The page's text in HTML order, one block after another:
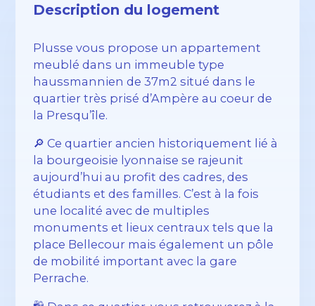
Description du logement
Plusse vous propose un appartement
meublé dans un immeuble type
haussmannien de 37m2 situé dans le
quartier très prisé d’Ampère au coeur de
la Presqu’île.
🔎 Ce quartier ancien historiquement lié à
la bourgeoisie lyonnaise se rajeunit
aujourd’hui au profit des cadres, des
étudiants et des familles. C’est à la fois
une localité avec de multiples
monuments et lieux centraux tels que la
place Bellecour mais également un pôle
de mobilité important avec la gare
Perrache.